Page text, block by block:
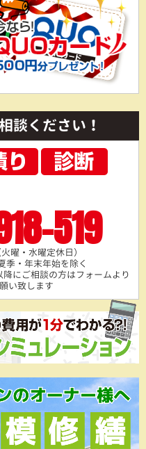
談ください！
519
曜・水曜定休日）
季・年末年始を除く
にご相談の方はフォームより
い致します